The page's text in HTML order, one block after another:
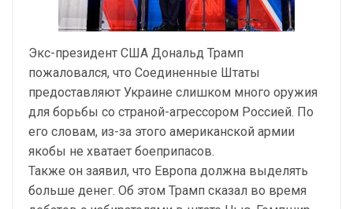
Экс-президент США Дональд Трамп
пожаловался, что Соединенные Штаты
предоставляют Украине слишком много оружия
для борьбы со страной-агрессором Россией. По
его словам, из-за этого американской армии
якобы не хватает боеприпасов.
Также он заявил, что Европа должна выделять
больше денег. Об этом Трамп сказал во время